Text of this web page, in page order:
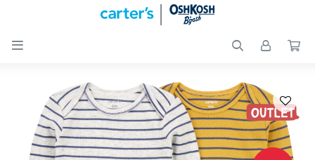

Nuevos
nacidos
Bebés